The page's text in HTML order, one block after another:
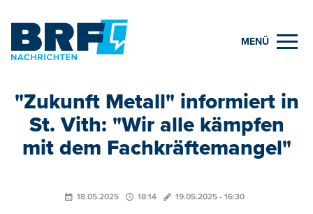
MENÜ
"Zukunft Metall" informiert in
St. Vith: "Wir alle kämpfen
mit dem Fachkräftemangel"
18.05.2025 18:14 19.05.2025 - 16:30